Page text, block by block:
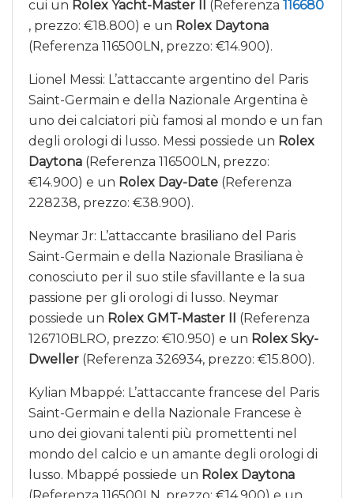
cui un Rolex Yacht-Master II (Referenza 116680
, prezzo: €18.800) e un Rolex Daytona
(Referenza 116500LN, prezzo: €14.900).
Lionel Messi: L’attaccante argentino del Paris
Saint-Germain e della Nazionale Argentina è
uno dei calciatori più famosi al mondo e un fan
degli orologi di lusso. Messi possiede un Rolex
Daytona (Referenza 116500LN, prezzo:
€14.900) e un Rolex Day-Date (Referenza
228238, prezzo: €38.900).
Neymar Jr: L’attaccante brasiliano del Paris
Saint-Germain e della Nazionale Brasiliana è
conosciuto per il suo stile sfavillante e la sua
passione per gli orologi di lusso. Neymar
possiede un Rolex GMT-Master II (Referenza
126710BLRO, prezzo: €10.950) e un Rolex Sky-
Dweller (Referenza 326934, prezzo: €15.800).
Kylian Mbappé: L’attaccante francese del Paris
Saint-Germain e della Nazionale Francese è
uno dei giovani talenti più promettenti nel
mondo del calcio e un amante degli orologi di
lusso. Mbappé possiede un Rolex Daytona